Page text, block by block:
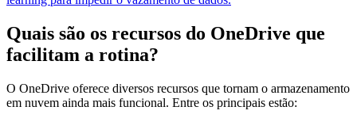
Quais são os recursos do OneDrive que
facilitam a rotina?
O OneDrive oferece diversos recursos que tornam o armazenamento
em nuvem ainda mais funcional. Entre os principais estão: